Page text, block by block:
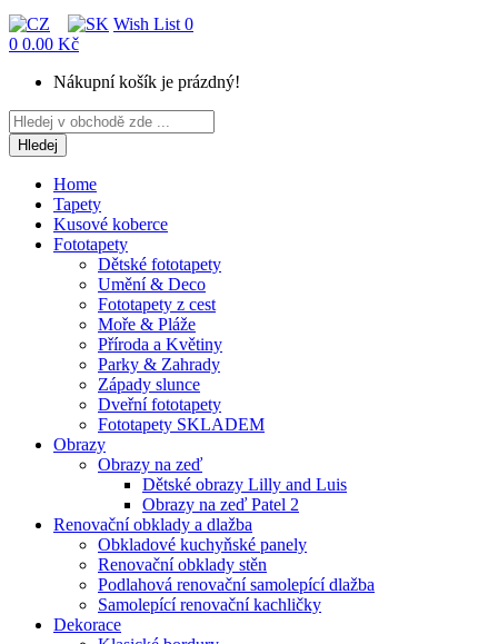
Wish List 0
0 0.00 Kč
Nákupní košík je prázdný!
Hledej
Home
Tapety
Kusové koberce
Fototapety
Dětské fototapety
Umění & Deco
Fototapety z cest
Moře & Pláže
Příroda a Květiny
Parky & Zahrady
Západy slunce
Dveřní fototapety
Fototapety SKLADEM
Obrazy
Obrazy na zeď
Dětské obrazy Lilly and Luis
Obrazy na zeď Patel 2
Renovační obklady a dlažba
Obkladové kuchyňské panely
Renovační obklady stěn
Podlahová renovační samolepící dlažba
Samolepící renovační kachličky
Dekorace